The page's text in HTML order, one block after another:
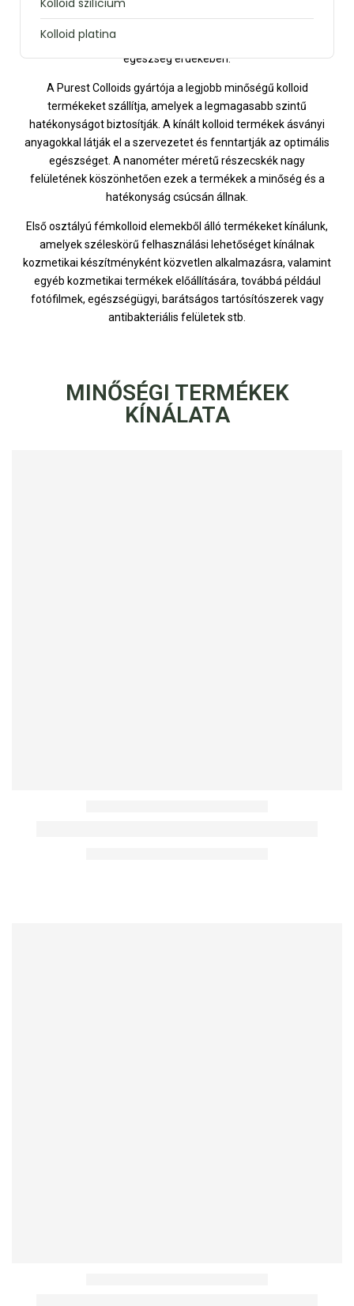
Kolloid szilícium
Kolloid platina
és MesoZinc™. A termékek nyomokban tartalmaznak ásványi
anyagokat, olyan formában, amelyet szervezetünk képes
feldolgozni, hogy erős immunrendszert építsen ki az optimális
egészség érdekében.
A Purest Colloids gyártója a legjobb minőségű kolloid
termékeket szállítja, amelyek a legmagasabb szintű
hatékonyságot biztosítják. A kínált kolloid termékek ásványi
anyagokkal látják el a szervezetet és fenntartják az optimális
egészséget. A nanométer méretű részecskék nagy
felületének köszönhetően ezek a termékek a minőség és a
hatékonyság csúcsán állnak.
Első osztályú fémkolloid elemekből álló termékeket kínálunk,
amelyek széleskörű felhasználási lehetőséget kínálnak
kozmetikai készítményként közvetlen alkalmazásra, valamint
egyéb kozmetikai termékek előállítására, továbbá például
fotófilmek, egészségügyi, barátságos tartósítószerek vagy
antibakteriális felületek stb.
MINŐSÉGI TERMÉKEK
KÍNÁLATA